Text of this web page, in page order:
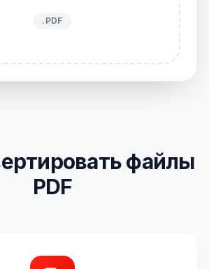
.PDF
файлы
PDF